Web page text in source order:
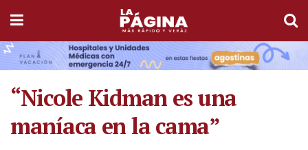
“Nicole Kidman es una
maníaca en la cama”